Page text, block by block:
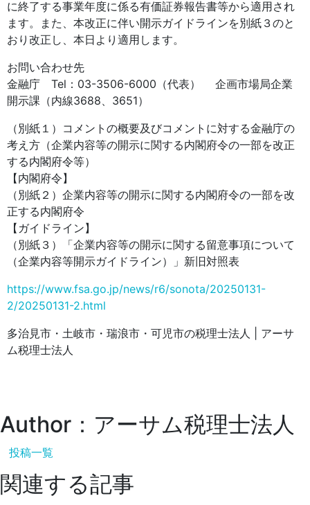
に終了する事業年度に係る有価証券報告書等から適用され
ます。また、本改正に伴い開示ガイドラインを別紙３のと
おり改正し、本日より適用します。
お問い合わせ先
金融庁 Tel：03-3506-6000（代表） 企画市場局企業
開示課（内線3688、3651）
（別紙１）コメントの概要及びコメントに対する金融庁の
考え方（企業内容等の開示に関する内閣府令の一部を改正
する内閣府令等）
【内閣府令】
（別紙２）企業内容等の開示に関する内閣府令の一部を改
正する内閣府令
【ガイドライン】
（別紙３）「企業内容等の開示に関する留意事項について
（企業内容等開示ガイドライン）」新旧対照表
https://www.fsa.go.jp/news/r6/sonota/20250131-
2/20250131-2.html
多治見市・土岐市・瑞浪市・可児市の税理士法人 | アーサ
ム税理士法人
Author：アーサム税理士法人
投稿一覧
関連する記事